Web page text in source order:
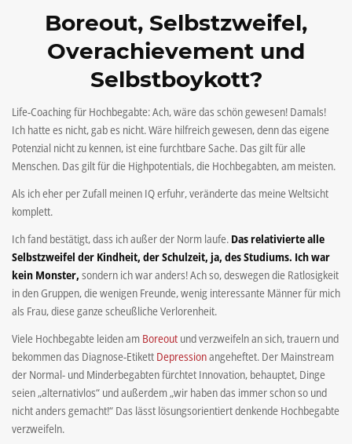
Boreout, Selbstzweifel,
Overachievement und
Selbstboykott?
Life-Coaching für Hochbegabte: Ach, wäre das schön gewesen! Damals!
Ich hatte es nicht, gab es nicht. Wäre hilfreich gewesen, denn das eigene
Potenzial nicht zu kennen, ist eine furchtbare Sache. Das gilt für alle
Menschen. Das gilt für die Highpotentials, die Hochbegabten, am meisten.
Als ich eher per Zufall meinen IQ erfuhr, veränderte das meine Weltsicht
komplett.
Ich fand bestätigt, dass ich außer der Norm laufe. Das relativierte alle
Selbstzweifel der Kindheit, der Schulzeit, ja, des Studiums. Ich war
kein Monster, sondern ich war anders! Ach so, deswegen die Ratlosigkeit
in den Gruppen, die wenigen Freunde, wenig interessante Männer für mich
als Frau, diese ganze scheußliche Verlorenheit.
Viele Hochbegabte leiden am Boreout und verzweifeln an sich, trauern und
bekommen das Diagnose-Etikett Depressionangeheftet. Der Mainstream
der Normal- und Minderbegabten fürchtet Innovation, behauptet, Dinge
seien „alternativlos“ und außerdem „wir haben das immer schon so und
nicht anders gemacht!“ Das lässt lösungsorientiert denkende Hochbegabte
verzweifeln.